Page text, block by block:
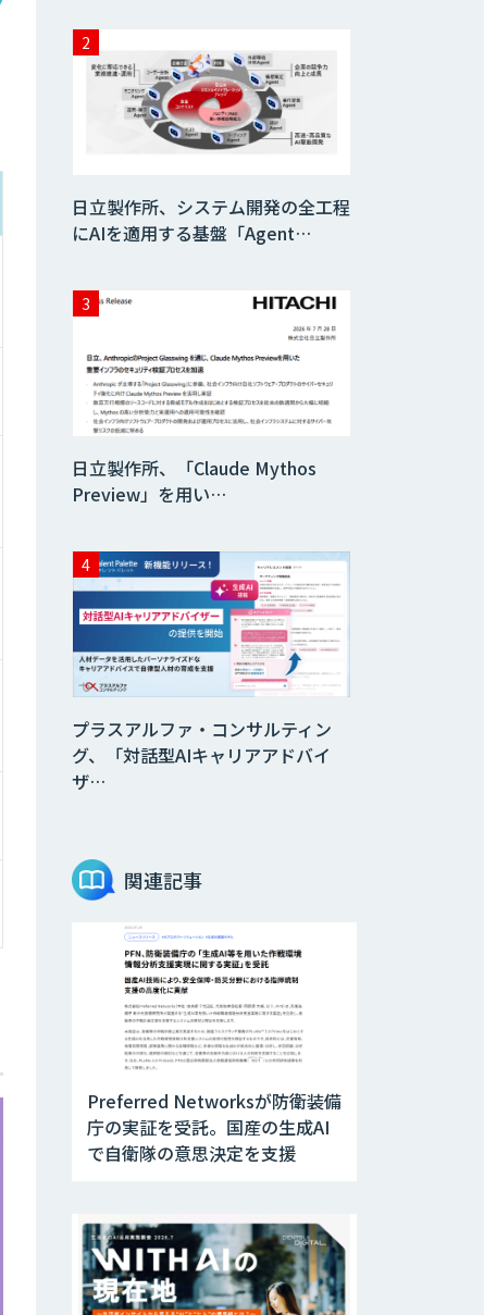
日立製作所、システム開発の全工程
にAIを適用する基盤「Agent…
日立製作所、「Claude Mythos
Preview」を用い…
プラスアルファ・コンサルティン
グ、「対話型AIキャリアアドバイ
ザ…
関連記事
Preferred Networksが防衛装備
庁の実証を受託。国産の生成AI
で自衛隊の意思決定を支援